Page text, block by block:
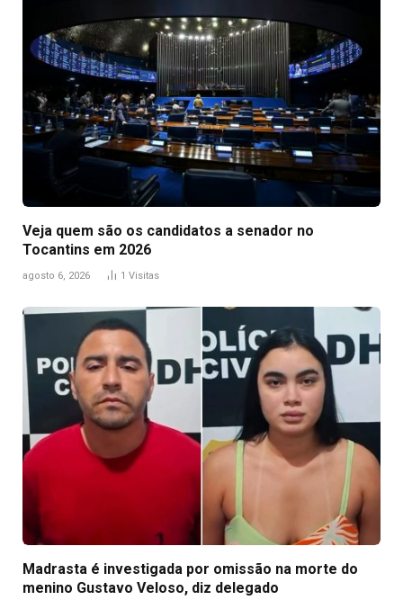
Veja quem são os candidatos a senador no
Tocantins em 2026
agosto 6, 2026 1 Visitas
Madrasta é investigada por omissão na morte do
menino Gustavo Veloso, diz delegado